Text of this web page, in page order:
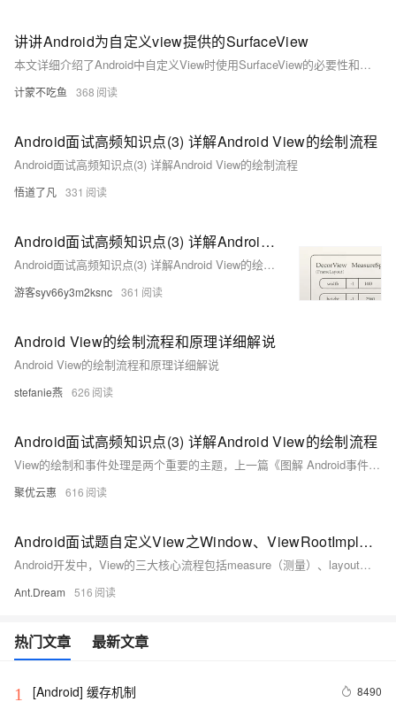
讲讲Android为自定义view提供的SurfaceView
本文详细介绍了Android中自定义View时使用SurfaceView的必要性和实现方式。首先分析了在复杂绘制逻辑和高频界面更新场景下，传统View可能引发卡顿的问题，进而引出SurfaceView作为解决方案。文章通过Android官方Demo展示了SurfaceView的基本用法，包括实现`SurfaceHolder.Callback2`接口、与Activity生命周期绑定、子线程中使用`lockCanvas()`和`unlockCanvasAndPost()`方法完成绘图操作。
计蒙不吃鱼 368
Android面试高频知识点(3) 详解Android View的绘制流程
Android面试高频知识点(3) 详解Android View的绘制流程
悟道了凡 331
Android面试高频知识点(3) 详解Android View的绘制流程
Android面试高频知识点(3) 详解Android View的绘制流程
游客syv66y3m2ksnc 361
Android View的绘制流程和原理详细解说
Android View的绘制流程和原理详细解说
stefanie燕 626
Android面试高频知识点(3) 详解Android View的绘制流程
View的绘制和事件处理是两个重要的主题，上一篇《图解 Android事件分发机制》已经把事件的分发机制讲得比较详细了，这一篇是针对View的绘制，View的绘制如果你有所了解，基本分为measure、layout、draw 过程，其中比较难理解就是measure过程，所以本篇文章大幅笔地分析measure过程，相对讲得比较详细，文章也比较长，如果你对View的绘制还不是很懂，对measure过程掌握得不是很深刻，那么耐心点，看完这篇文章，相信你会有所收获的。
聚优云惠 616
Android面试题自定义View之Window、ViewRootImpl和View的三大流程
Android开发中，View的三大核心流程包括measure（测量）、layout（布局）和draw（绘制）。MeasureSpec类在测量过程中起到关键作用，它结合尺寸大小和模式（EXACTLY、AT_MOST、UNSPECIFIED）来指定View应如何测量。onMeasure方法用于自定义View的测量，布局阶段，ViewGroup调用onLayout确定子元素位置，而draw阶段按照特定顺序绘制背景、内容、子元素和装饰。整个流程始于ViewRootImpl的performTraversals，该方法触发测量、布局和绘制。
Ant.Dream 516
热门文章 最新文章
1 [Android] 缓存机制 8490